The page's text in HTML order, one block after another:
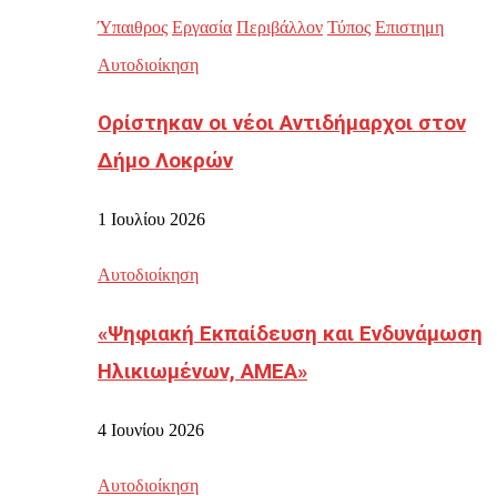
Ύπαιθρος Εργασία Περιβάλλον Τύπος Επιστημη
Αυτοδιοίκηση
Ορίστηκαν οι νέοι Αντιδήμαρχοι στον
Δήμο Λοκρών
1 Ιουλίου 2026
Αυτοδιοίκηση
«Ψηφιακή Εκπαίδευση και Ενδυνάμωση
Ηλικιωμένων, ΑΜΕΑ»
4 Ιουνίου 2026
Αυτοδιοίκηση